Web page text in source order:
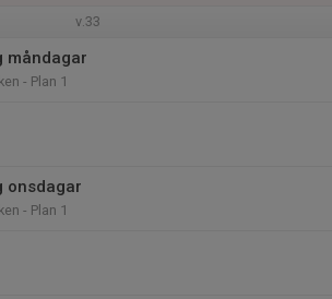
v.33
måndagar
- Plan 1
onsdagar
- Plan 1